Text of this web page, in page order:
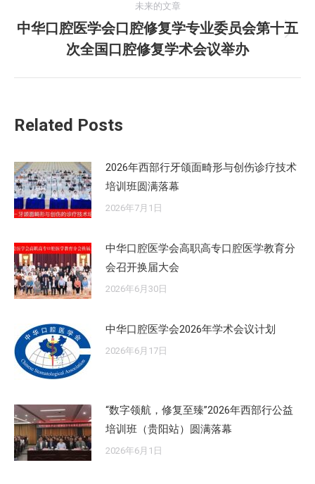
文
章：
未来的文章
未
来
的
中华口腔医学会口腔修复学专业委员会第十五
次全国口腔修复学术会议举办
Related Posts
2026年西部行牙颌面畸形与创伤诊疗技术
培训班圆满落幕
2026年7月1日
中华口腔医学会高职高专口腔医学教育分
会召开换届大会
2026年6月30日
中华口腔医学会2026年学术会议计划
2026年6月17日
“数字领航，修复至臻”2026年西部行公益
培训班（贵阳站）圆满落幕
2026年6月1日